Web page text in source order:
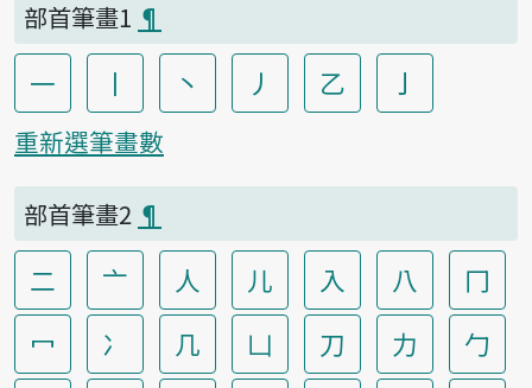
部首筆畫1 ¶
一 丨 丶 丿 乙 亅
重新選筆畫數
部首筆畫2 ¶
二 亠 人 儿 入 八
冂
冖
冫 几 凵 刀 力
勹